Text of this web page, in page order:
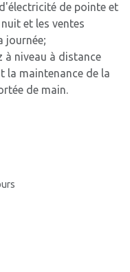
de pointe et
et les ventes
journée;
à niveau à distance
la maintenance de la
de main.